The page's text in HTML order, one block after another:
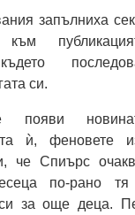
запълниха
към
си.
появи
ѝ, феновете
че Спиърс
по-рано тя
за още деца.